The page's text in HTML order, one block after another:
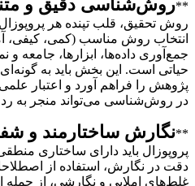
**روش‌شناسی دقیق و
روش تحقیق، قلب تپنده هر
انتخاب روش مناسب (کمی، کیفی،
جمع‌آوری داده‌ها، ابزارها، جامعه
حیاتی است. این بخش باید به
پژوهش را فراهم آورد و اعتبار
در روش‌شناسی می‌تواند منجر به
**نگارش ساختارمند و
پروپوزال باید دارای ساختاری
دقت در نگارش، استفاده از
غلط‌های املایی و نگارشی، از جمله